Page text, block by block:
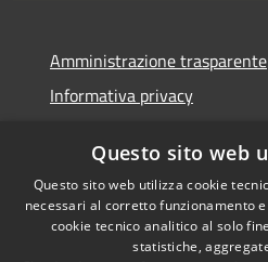
Amministrazione trasparente
Informativa privacy
Dichiarazione di accessibilità
Questo sito web
Questo sito web utilizza cookie
necessari al corretto funzionamento
cookie tecnico analitico al solo
statistiche,